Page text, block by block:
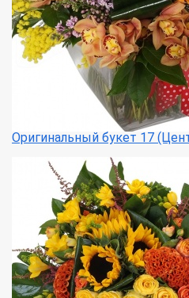
Оригинальный букет 17